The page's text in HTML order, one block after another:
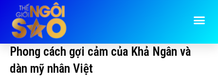
Phong cách gợi cảm của Khả Ngân và
dàn mỹ nhân Việt